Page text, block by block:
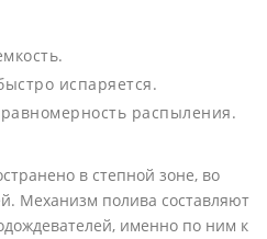
испаряется.
распыления.
в степной зоне, во
Механизм полива составляют
именно по ним к